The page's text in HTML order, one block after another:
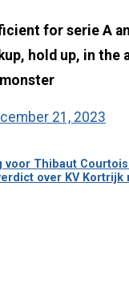
for serie A
hold up, in the
21, 2023
Thibaut
over KV